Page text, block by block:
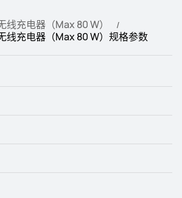
充电器（Max 80 W）
线充电器（Max 80 W）规格参数